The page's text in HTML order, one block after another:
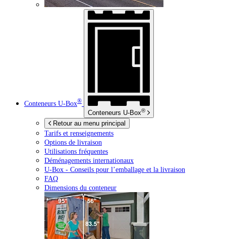
Conteneurs U-Box®
Conteneurs U-Box®
Retour au menu principal
Tarifs et renseignements
Options de livraison
Utilisations fréquentes
Déménagements internationaux
U-Box - Conseils pour l’emballage et la livraison
FAQ
Dimensions du conteneur